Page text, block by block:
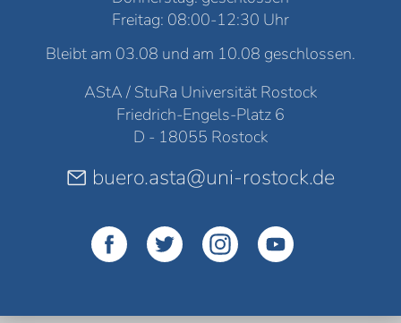
Freitag: 08:00-12:30 Uhr
Bleibt am 03.08 und am 10.08 geschlossen.
AStA / StuRa Universität Rostock
Friedrich-Engels-Platz 6
D - 18055 Rostock
buero.asta@uni-rostock.de